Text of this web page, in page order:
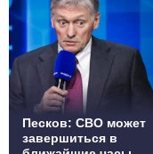
Песков: СВО может
завершиться в